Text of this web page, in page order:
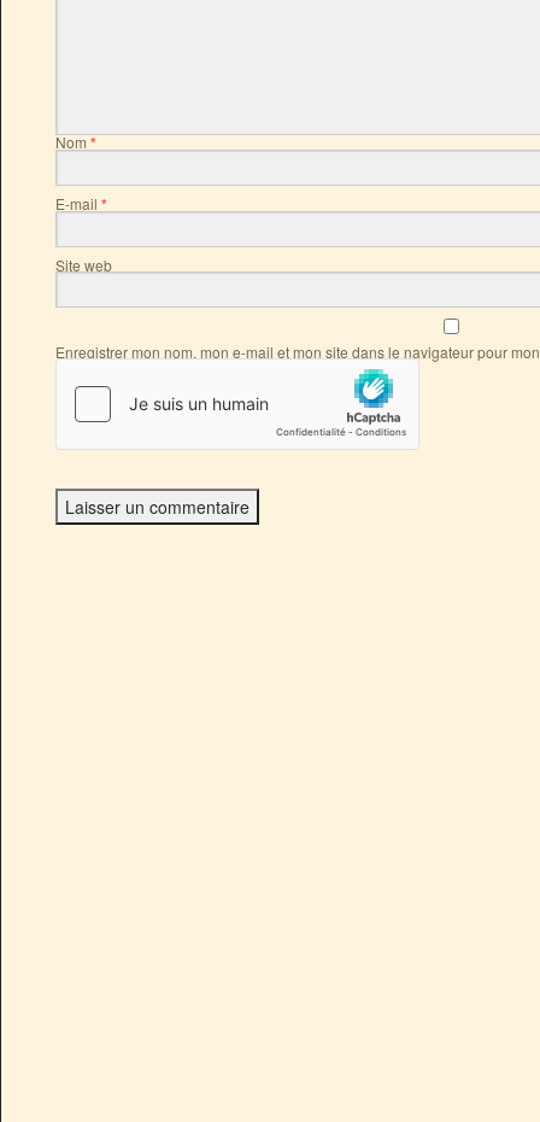
Nom*
E-mail *
Site web
Enregistrer mon nom, mon e-mail et mon site dans le navigateur pour